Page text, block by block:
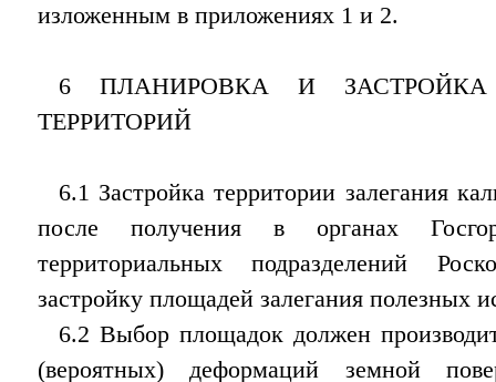
изложенным в приложениях 1 и 2.
6 ПЛАНИРОВКА И ЗАСТРОЙКА
ТЕРРИТОРИЙ
6.1 Застройка территории залегания
после получения в органах
территориальных подразделений
застройку площадей залегания полезных
6.2 Выбор площадок должен
(вероятных) деформаций земной